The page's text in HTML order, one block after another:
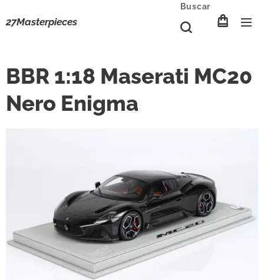
27Masterpieces
Buscar
BBR 1:18 Maserati MC20
Nero Enigma